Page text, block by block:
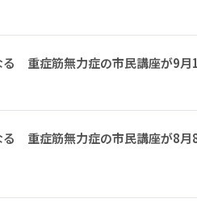
る 重症筋無力症の市民講座が9月
る 重症筋無力症の市民講座が8月